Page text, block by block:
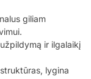
giliam
ir ilgalaikį
lygina